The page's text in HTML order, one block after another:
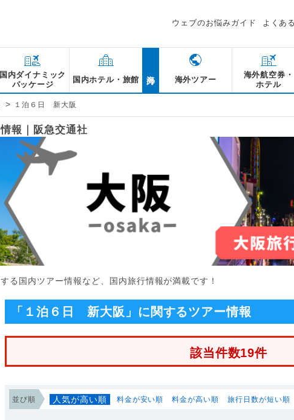
ウェブのお悩みガイド よくあ
国内ダイナミック
パッケージ
国内ホテル・旅館 海外ツアー
海外航空券・
ホテル
> １泊６日 新大阪
報｜阪急交通社
る国内ツアー情報など、国内旅行情報が満載です！
「１泊６日 新大阪」に関するツアー情報
該当件数19件
並び順 人気が高い順 料金が安い順 料金が高い順 旅行日数が短い順